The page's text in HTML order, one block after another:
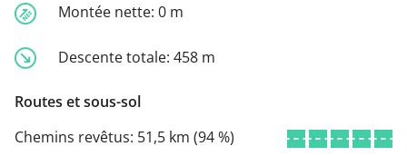
Montée nette: 0 m
Descente totale: 458 m
Routes et sous-sol
Chemins revêtus: 51,5 km (94 %)